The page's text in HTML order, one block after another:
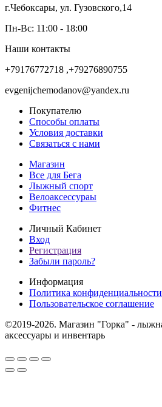
г.Чебоксары, ул. Гузовского,14
Пн-Вс: 11:00 - 18:00
Наши контакты
+79176772718 ,+79276890755
evgenijchemodanov@yandex.ru
Покупателю
Способы оплаты
Условия доставки
Связаться с нами
Магазин
Все для Бега
Лыжный спорт
Велоаксессураы
Фитнес
Личный Кабинет
Вход
Регистрация
Забыли пароль?
Информация
Политика конфиденциальности
Пользовательское соглашение
©2019-2026. Магазин "Горка" -
аксессуары и инвентарь